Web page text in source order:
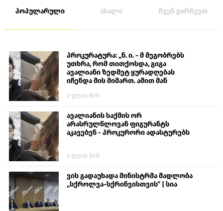
პოპულარული ახალი ჩვენ გირჩევთ
პროკურატურა: „ნ. ი. - მ მეგობრებს
უთხრა, რომ თითქოსდა, გიგა
ავალიანი ზედმეტ ყურადღებას
იჩენდა მის მიმართ. ამით მან
თავს დასხმოდა გიგა ავალიანს“
2 დღის წინ
ავალიანის საქმის ორ
არასრულწლოვან ფიგურანტს
აკავებენ - პროკურორი ადასტურებს
3 დღის წინ
ვის გადაუხადა მინისტრმა მადლობა
„სქროლვა-სქრინვისთვის“ | სია